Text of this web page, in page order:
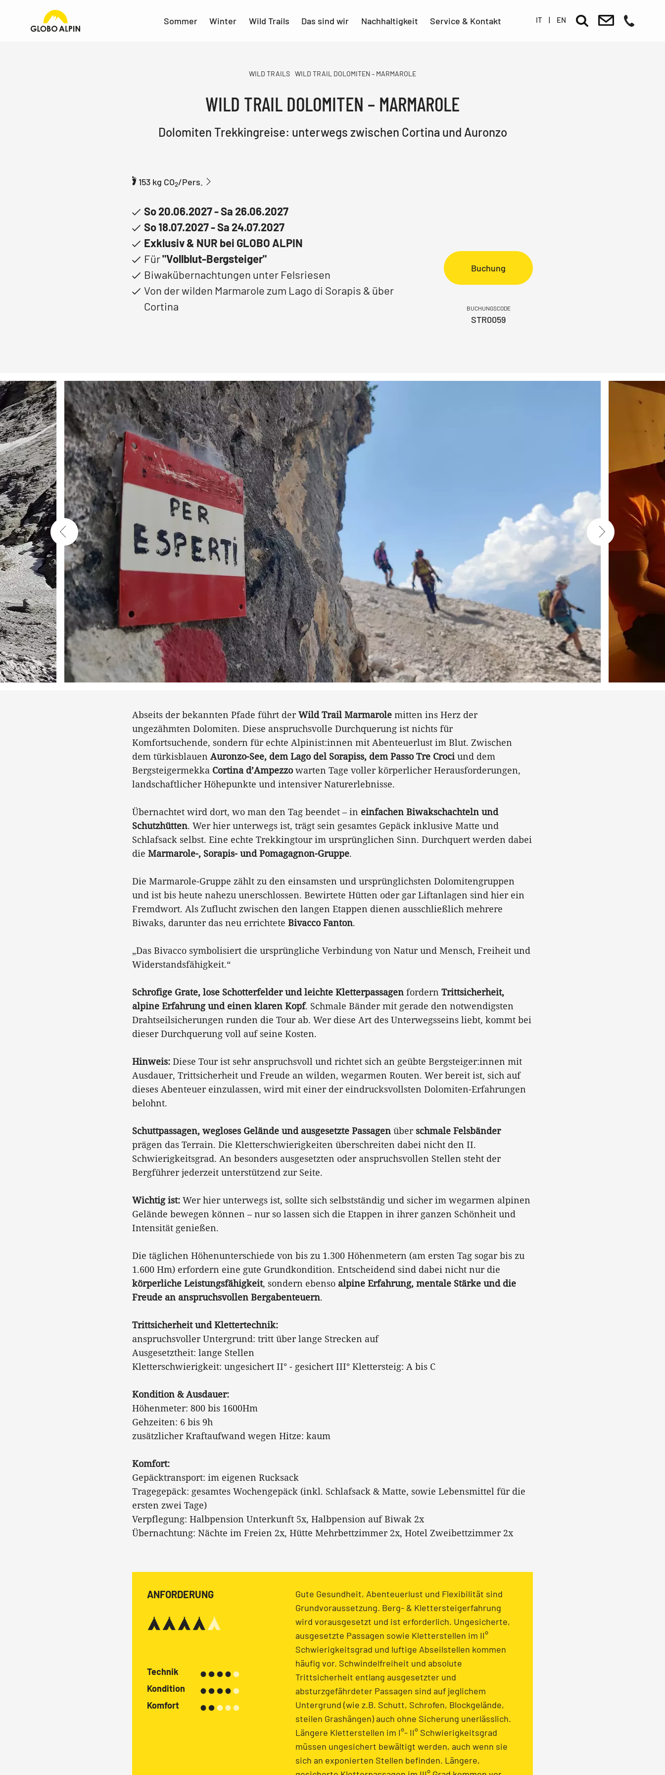
Sommer Winter Wild Trails Das sind wir Nachhaltigkeit Service & Kontakt IT | EN
WILD TRAILS WILD TRAIL DOLOMITEN – MARMAROLE
WILD TRAIL DOLOMITEN – MARMAROLE
Dolomiten Trekkingreise: unterwegs zwischen Cortina und Auronzo
153 kg CO2/Pers.
So 20.06.2027 - Sa 26.06.2027
So 18.07.2027 - Sa 24.07.2027
Exklusiv & NUR bei GLOBO ALPIN
Für"Vollblut-Bergsteiger"
Biwakübernachtungen unter Felsriesen
Von der wilden Marmarole zum Lago di Sorapis & über
Cortina
Buchung
BUCHUNGSCODE
STR0059
Abseits der bekannten Pfade führt derWild Trail Marmarole mitten ins Herz der
ungezähmten Dolomiten. Diese anspruchsvolle Durchquerung ist nichts für
Komfortsuchende, sondern für echte Alpinist:innen mit Abenteuerlust im Blut. Zwischen
dem türkisblauen Auronzo-See, dem Lago del Sorapiss, dem Passo Tre Crociund dem
Bergsteigermekka Cortina d’Ampezzowarten Tage voller körperlicher Herausforderungen,
landschaftlicher Höhepunkte und intensiver Naturerlebnisse.
Übernachtet wird dort, wo man den Tag beendet – in einfachen Biwakschachteln und
Schutzhütten. Wer hier unterwegs ist, trägt sein gesamtes Gepäck inklusive Matte und
Schlafsack selbst. Eine echte Trekkingtour im ursprünglichen Sinn. Durchquert werden dabei
die Marmarole-, Sorapis- und Pomagagnon-Gruppe.
Die Marmarole-Gruppe zählt zu den einsamsten und ursprünglichsten Dolomitengruppen
und ist bis heute nahezu unerschlossen. Bewirtete Hütten oder gar Liftanlagen sind hier ein
Fremdwort. Als Zuflucht zwischen den langen Etappen dienen ausschließlich mehrere
Biwaks, darunter das neu errichtete Bivacco Fanton.
„Das Bivacco symbolisiert die ursprüngliche Verbindung von Natur und Mensch, Freiheit und
Widerstandsfähigkeit.“
Schrofige Grate, lose Schotterfelder und leichte Kletterpassagen fordern Trittsicherheit,
alpine Erfahrung und einen klaren Kopf. Schmale Bänder mit gerade den notwendigsten
Drahtseilsicherungen runden die Tour ab. Wer diese Art des Unterwegsseins liebt, kommt bei
dieser Durchquerung voll auf seine Kosten.
Hinweis: Diese Tour ist sehr anspruchsvoll und richtet sich an geübte Bergsteiger:innen mit
Ausdauer, Trittsicherheit und Freude an wilden, wegarmen Routen. Wer bereit ist, sich auf
dieses Abenteuer einzulassen, wird mit einer der eindrucksvollsten Dolomiten-Erfahrungen
belohnt.
Schuttpassagen, wegloses Gelände und ausgesetzte Passagen überschmale Felsbänder
prägen das Terrain. Die Kletterschwierigkeiten überschreiten dabei nicht den II.
Schwierigkeitsgrad. An besonders ausgesetzten oder anspruchsvollen Stellen steht der
Bergführer jederzeit unterstützend zur Seite.
Wichtig ist: Wer hier unterwegs ist, sollte sich selbstständig und sicher im wegarmen alpinen
Gelände bewegen können – nur so lassen sich die Etappen in ihrer ganzen Schönheit und
Intensität genießen.
Die täglichen Höhenunterschiede von bis zu 1.300 Höhenmetern (am ersten Tag sogar bis zu
1.600 Hm) erfordern eine gute Grundkondition. Entscheidend sind dabei nicht nur die
körperliche Leistungsfähigkeit, sondern ebenso alpine Erfahrung, mentale Stärke und die
Freude an anspruchsvollen Bergabenteuern.
Trittsicherheit und Klettertechnik:
anspruchsvoller Untergrund: tritt über lange Strecken auf
Ausgesetztheit: lange Stellen
Kletterschwierigkeit: ungesichert II° - gesichert III° Klettersteig: A bis C
Kondition & Ausdauer:
Höhenmeter: 800 bis 1600Hm
Gehzeiten: 6 bis 9h
zusätzlicher Kraftaufwand wegen Hitze: kaum
Komfort:
Gepäcktransport: im eigenen Rucksack
Tragegepäck: gesamtes Wochengepäck (inkl. Schlafsack & Matte, sowie Lebensmittel für die
ersten zwei Tage)
Verpflegung: Halbpension Unterkunft 5x, Halbpension auf Biwak 2x
Übernachtung: Nächte im Freien 2x, Hütte Mehrbettzimmer 2x, Hotel Zweibettzimmer 2x
ANFORDERUNG
Technik
Kondition
Komfort
Gute Gesundheit, Abenteuerlust und Flexibilität sind
Grundvoraussetzung. Berg- & Klettersteigerfahrung
wird vorausgesetzt und ist erforderlich. Ungesicherte,
ausgesetzte Passagen sowie Kletterstellen im II°
Schwierigkeitsgrad und luftige Abseilstellen kommen
häufig vor. Schwindelfreiheit und absolute
Trittsicherheit entlang ausgesetzter und
absturzgefährdeter Passagen sind auf jeglichem
Untergrund (wie z.B. Schutt, Schrofen, Blockgelände,
steilen Grashängen) auch ohne Sicherung unerlässlich.
Längere Kletterstellen im I°- II° Schwierigkeitsgrad
müssen ungesichert bewältigt werden, auch wenn sie
sich an exponierten Stellen befinden. Längere,